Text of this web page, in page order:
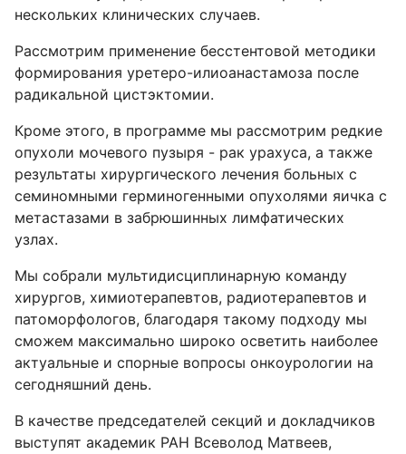
нескольких клинических случаев.
Рассмотрим применение бесстентовой методики
формирования уретеро-илиоанастамоза после
радикальной цистэктомии.
Кроме этого, в программе мы рассмотрим редкие
опухоли мочевого пузыря - рак урахуса, а также
результаты хирургического лечения больных с
семиномными герминогенными опухолями яичка с
метастазами в забрюшинных лимфатических
узлах.
Мы собрали мультидисциплинарную команду
хирургов, химиотерапевтов, радиотерапевтов и
патоморфологов, благодаря такому подходу мы
сможем максимально широко осветить наиболее
актуальные и спорные вопросы онкоурологии на
сегодняшний день.
В качестве председателей секций и докладчиков
выступят академик РАН Всеволод Матвеев,